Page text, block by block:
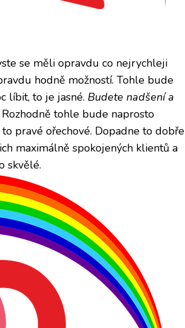
se měli opravdu co nejrychleji
hodně možností. Tohle bude
líbit, to je jasné. Budete nadšení a
tohle bude naprosto
pravé ořechové. Dopadne to dobře
maximálně spokojených klientů a
skvělé.